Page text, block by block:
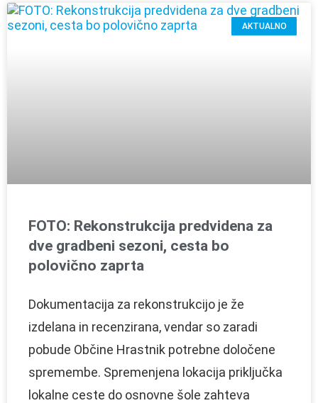
AKTUALNO
FOTO: Rekonstrukcija predvidena za
dve gradbeni sezoni, cesta bo
polovično zaprta
Dokumentacija za rekonstrukcijo je že
izdelana in recenzirana, vendar so zaradi
pobude Občine Hrastnik potrebne določene
spremembe. Spremenjena lokacija priključka
lokalne ceste do osnovne šole zahteva